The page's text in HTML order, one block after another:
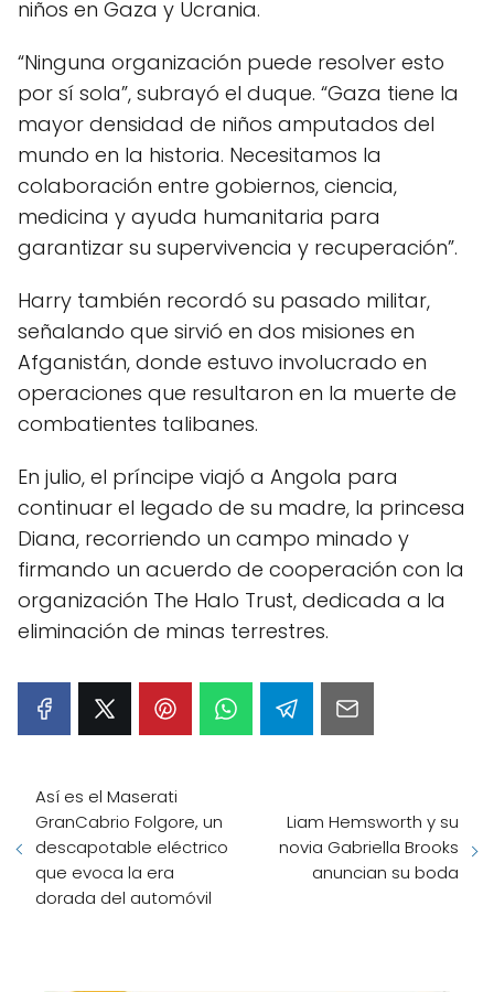
niños en Gaza y Ucrania.
“Ninguna organización puede resolver esto
por sí sola”, subrayó el duque. “Gaza tiene la
mayor densidad de niños amputados del
mundo en la historia. Necesitamos la
colaboración entre gobiernos, ciencia,
medicina y ayuda humanitaria para
garantizar su supervivencia y recuperación”.
Harry también recordó su pasado militar,
señalando que sirvió en dos misiones en
Afganistán, donde estuvo involucrado en
operaciones que resultaron en la muerte de
combatientes talibanes.
En julio, el príncipe viajó a Angola para
continuar el legado de su madre, la princesa
Diana, recorriendo un campo minado y
firmando un acuerdo de cooperación con la
organización The Halo Trust, dedicada a la
eliminación de minas terrestres.
Así es el Maserati
GranCabrio Folgore, un
descapotable eléctrico
que evoca la era
dorada del automóvil
Liam Hemsworth y su
novia Gabriella Brooks
anuncian su boda